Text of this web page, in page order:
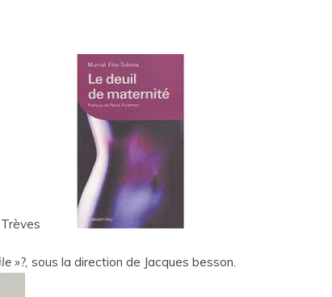
»?, sous la direction de Jacques besson.